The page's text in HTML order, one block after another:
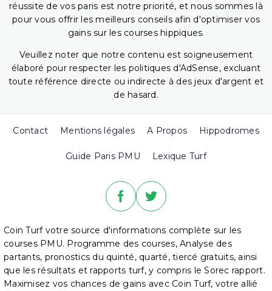
réussite de vos paris est notre priorité, et nous sommes là
pour vous offrir les meilleurs conseils afin d'optimiser vos
gains sur les courses hippiques.
Veuillez noter que notre contenu est soigneusement
élaboré pour respecter les politiques d'AdSense, excluant
toute référence directe ou indirecte à des jeux d'argent et
de hasard.
Contact Mentions légales A Propos Hippodromes
Guide Paris PMU Lexique Turf
Coin Turf votre source d'informations complète sur les
courses PMU. Programme des courses, Analyse des
partants, pronostics du quinté, quarté, tiercé gratuits, ainsi
que les résultats et rapports turf, y compris le Sorec rapport.
Maximisez vos chances de gains avec Coin Turf, votre allié